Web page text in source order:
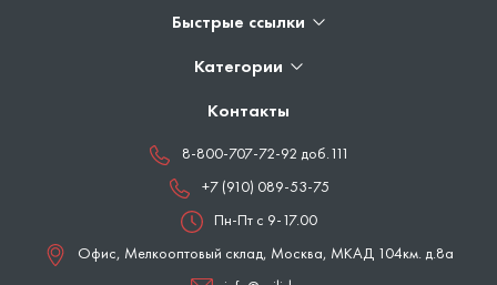
Быстрые ссылки
Категории
Контакты
8-800-707-72-92 доб.111
+7 (910) 089-53-75
Пн-Пт с 9-17.00
Офис, Мелкооптовый склад, Москва, МКАД 104км. д.8а